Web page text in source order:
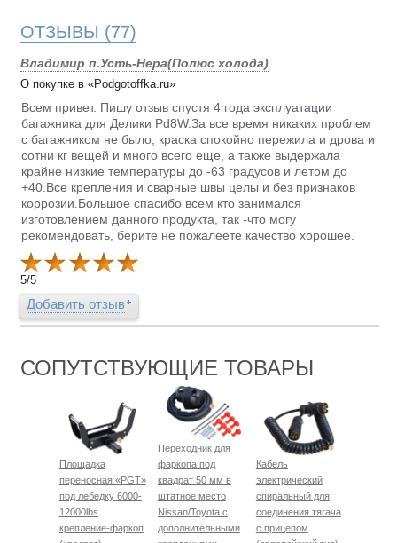
ОТЗЫВЫ (77)
Владимир п.Усть-Нера(Полюс холода)
О покупке в «Podgotoffka.ru»
Всем привет. Пишу отзыв спустя 4 года эксплуатации
багажника для Делики Pd8W.За все время никаких проблем
с багажником не было, краска спокойно пережила и дрова и
сотни кг вещей и много всего еще, а также выдержала
крайне низкие температуры до -63 градусов и летом до
+40.Все крепления и сварные швы целы и без признаков
коррозии.Большое спасибо всем кто занимался
изготовлением данного продукта, так -что могу
рекомендовать, берите не пожалеете качество хорошее.
5/5
Добавить отзыв
СОПУТСТВУЮЩИЕ ТОВАРЫ
Площадка
переносная «PGT»
под лебедку 6000-
12000lbs
крепление-фаркоп
Переходник для
фаркопа под
квадрат 50 мм в
штатное место
Nissan/Toyota с
дополнительными
Кабель
электрический
спиральный для
соединения тягача
с прицепом